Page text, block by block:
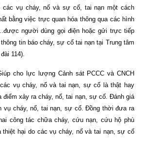
các vụ cháy, nổ và sự cố, tai nạn một cách
bằng việc trực quan hóa thông qua các hình
người dùng gọi điện hoặc gửi trực tiếp
tin báo cháy, sự cố tai nạn tại Trung tâm
114).
cho lực lượng Cảnh sát PCCC và CNCH
vụ cháy, nổ và tai nạn, sự cố là thật hay
điểm xảy ra cháy, nổ, tai nạn, sự cố. Đánh giá
vụ cháy, nổ, tai nạn, sự cố. Đồng thời đưa ra
công tác chữa cháy, cứu nạn, cứu hộ phù
thiệt hại do các vụ cháy, nổ và tai nạn, sự cố